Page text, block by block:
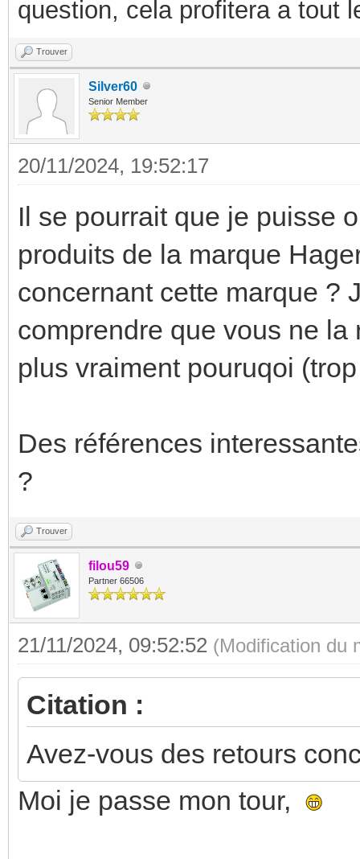
question, cela profitera a tout
Trouver
Silver60
Senior Member
20/11/2024, 19:52:17
Il se pourrait que je puisse
produits de la marque
concernant cette marque ?
comprendre que vous ne
plus vraiment pouruqoi
Des références
?
Trouver
filou59
Partner 66506
21/11/2024, 09:52:52 (Modification du
Citation :
Avez-vous des retours
Moi je passe mon tour,